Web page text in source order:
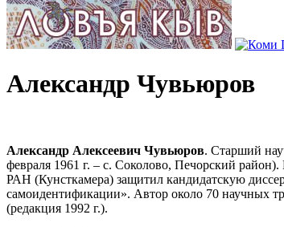
Александр Чувьюров
Александр Алексеевич Чувьюров. Старший
февраля 1961 г. – с. Соколово, Печорский
РАН (Кунсткамера) защитил кандидатскую
самоидентификации». Автор около 70 научных
(редакция 1992 г.).